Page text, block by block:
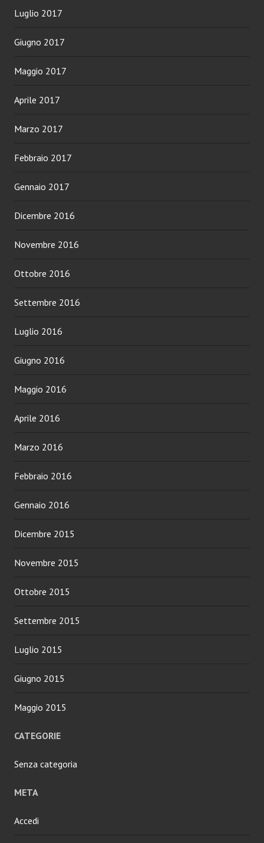
Luglio 2017
Giugno 2017
Maggio 2017
Aprile 2017
Marzo 2017
Febbraio 2017
Gennaio 2017
Dicembre 2016
Novembre 2016
Ottobre 2016
Settembre 2016
Luglio 2016
Giugno 2016
Maggio 2016
Aprile 2016
Marzo 2016
Febbraio 2016
Gennaio 2016
Dicembre 2015
Novembre 2015
Ottobre 2015
Settembre 2015
Luglio 2015
Giugno 2015
Maggio 2015
CATEGORIE
Senza categoria
META
Accedi